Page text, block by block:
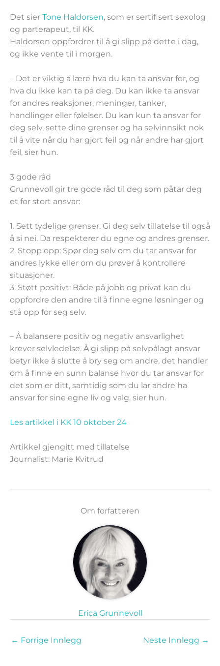
Det sier Tone Haldorsen, som er sertifisert sexolog
og parterapeut, til KK.
Haldorsen oppfordrer til å gi slipp på dette i dag,
og ikke vente til i morgen.
– Det er viktig å lære hva du kan ta ansvar for, og
hva du ikke kan ta på deg. Du kan ikke ta ansvar
for andres reaksjoner, meninger, tanker,
handlinger eller følelser. Du kan kun ta ansvar for
deg selv, sette dine grenser og ha selvinnsikt nok
til å vite når du har gjort feil og når andre har gjort
feil, sier hun.
3 gode råd
Grunnevoll gir tre gode råd til deg som påtar deg
et for stort ansvar:
1. Sett tydelige grenser: Gi deg selv tillatelse til også
å si nei. Da respekterer du egne og andres grenser.
2. Stopp opp: Spør deg selv om du tar ansvar for
andres lykke eller om du prøver å kontrollere
situasjoner.
3. Støtt positivt: Både på jobb og privat kan du
oppfordre den andre til å finne egne løsninger og
stå opp for seg selv.
– Å balansere positiv og negativ ansvarlighet
krever selvledelse. Å gi slipp på selvpålagt ansvar
betyr ikke å slutte å bry seg om andre, det handler
om å finne en sunn balanse hvor du tar ansvar for
det som er ditt, samtidig som du lar andre ha
ansvar for sine egne liv og valg, sier hun.
Les artikkel i KK 10 oktober 24
Artikkel gjengitt med tillatelse
Journalist: Marie Kvitrud
Om forfatteren
Erica Grunnevoll
← Forrige Innlegg Neste Innlegg →